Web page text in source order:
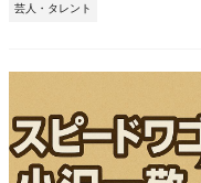
芸人・タレント